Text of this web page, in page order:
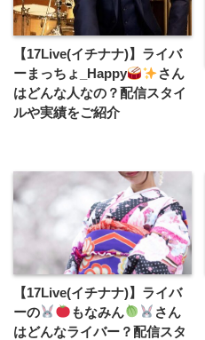
【17Live(イチナナ)】ライバ
ーまっちょ_Happy
さん
はどんな人なの？配信スタイ
ルや実績をご紹介
【17Live(イチナナ)】ライバ
ーの
もなみん
さん
はどんなライバー？配信スタ